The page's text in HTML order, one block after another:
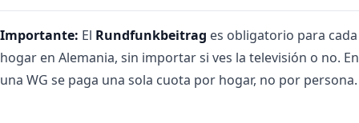
Importante: El Rundfunkbeitrag es obligatorio para cada
hogar en Alemania, sin importar si ves la televisión o no. En
una WG se paga una sola cuota por hogar, no por persona.